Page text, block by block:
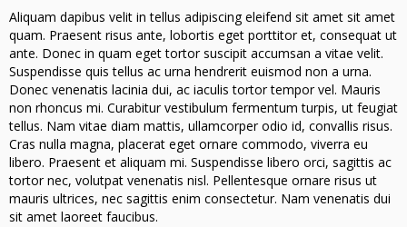
Aliquam dapibus velit in tellus adipiscing eleifend sit amet sit amet
quam. Praesent risus ante, lobortis eget porttitor et, consequat ut
ante. Donec in quam eget tortor suscipit accumsan a vitae velit.
Suspendisse quis tellus ac urna hendrerit euismod non a urna.
Donec venenatis lacinia dui, ac iaculis tortor tempor vel. Mauris
non rhoncus mi. Curabitur vestibulum fermentum turpis, ut feugiat
tellus. Nam vitae diam mattis, ullamcorper odio id, convallis risus.
Cras nulla magna, placerat eget ornare commodo, viverra eu
libero. Praesent et aliquam mi. Suspendisse libero orci, sagittis ac
tortor nec, volutpat venenatis nisl. Pellentesque ornare risus ut
mauris ultrices, nec sagittis enim consectetur. Nam venenatis dui
sit amet laoreet faucibus.